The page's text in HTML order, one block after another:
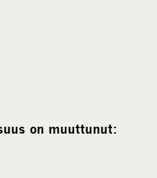
on muuttunut: